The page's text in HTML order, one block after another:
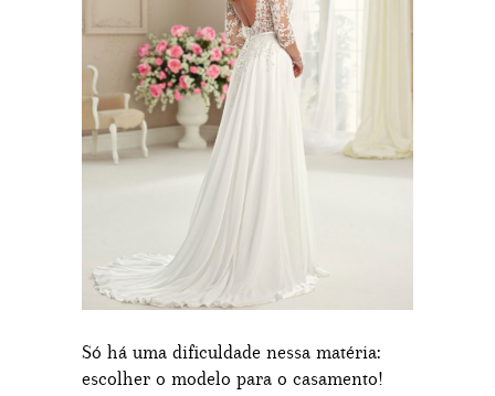
Só há uma dificuldade nessa matéria:
escolher o modelo para o casamento!